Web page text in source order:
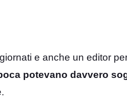
e anche un editor
potevano davvero